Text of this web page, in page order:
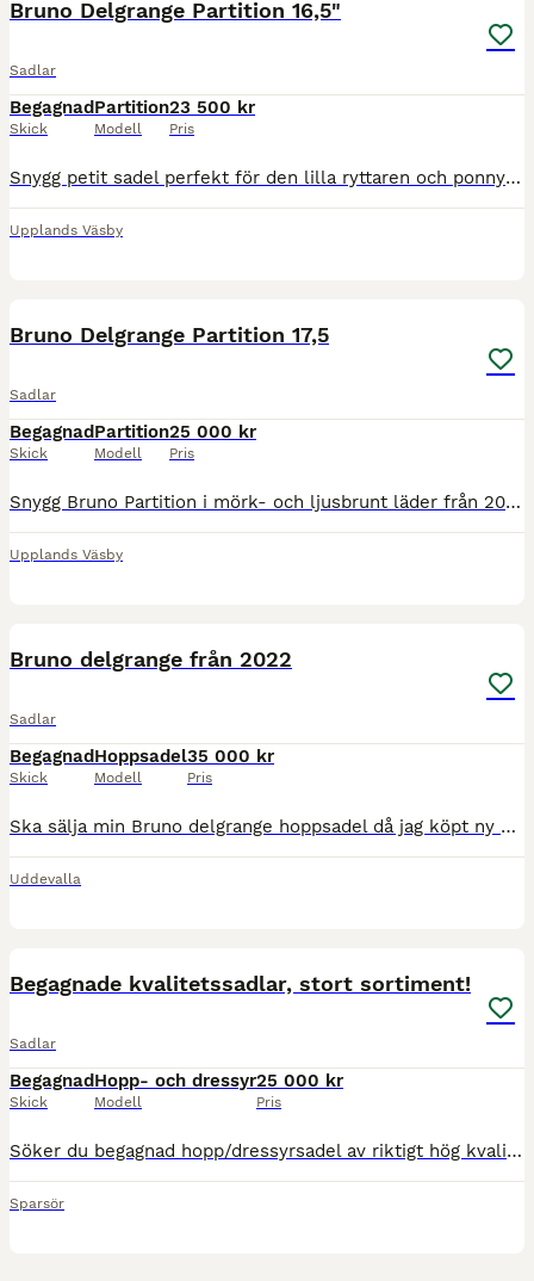
Bruno Delgrange Partition 16,5"
Sadlar
Begagnad
Skick
Partition
Modell
23 500 kr
Pris
Snygg petit sadel perfekt för den lilla ryttaren och ponnyn från 2018. Väl omhändertagen Bruno i den omtyckta modellen Partition. Sadeln går i mörkbruna toner med lätt patina. Greppigare kalvskinn i d
Upplands Väsby
Bruno Delgrange Partition 17,5
Sadlar
Begagnad
Skick
Partition
Modell
25 000 kr
Pris
Snygg Bruno Partition i mörk- och ljusbrunt läder från 2017. Gångbar storlek som passar många hästar och ryttare. Bruno DG sadel i modellen Partition, deras halvdjupa säte. Sadeln är i gott bruksskick
Upplands Väsby
Bruno delgrange från 2022
Sadlar
Begagnad
Skick
Hoppsadel
Modell
35 000 kr
Pris
Ska sälja min Bruno delgrange hoppsadel då jag köpt ny häst och denna sadeln inte passar henne. Sadeln är från 2022 och när jag köpte den var den endast demo riden, så typ ny. Den har blivit väl omhä
Uddevalla
Begagnade kvalitetssadlar, stort sortiment!
Sadlar
Begagnad
Skick
Hopp- och dressyr
Modell
25 000 kr
Pris
Söker du begagnad hopp/dressyrsadel av riktigt hög kvalitet!? Då ska du spana in vårt sortiment! Vi är inte märkesbundna utan arbetar helt enkelt med de märken som vi anser ger riktigt bra förutsättn
Sparsör